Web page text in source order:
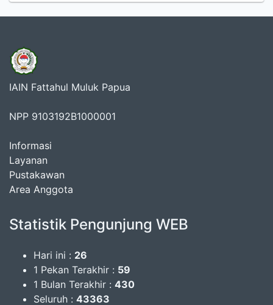
IAIN Fattahul Muluk Papua
NPP 9103192B1000001
Informasi
Layanan
Pustakawan
Area Anggota
Statistik Pengunjung WEB
Hari ini : 26
1 Pekan Terakhir : 59
1 Bulan Terakhir : 430
Seluruh : 43363